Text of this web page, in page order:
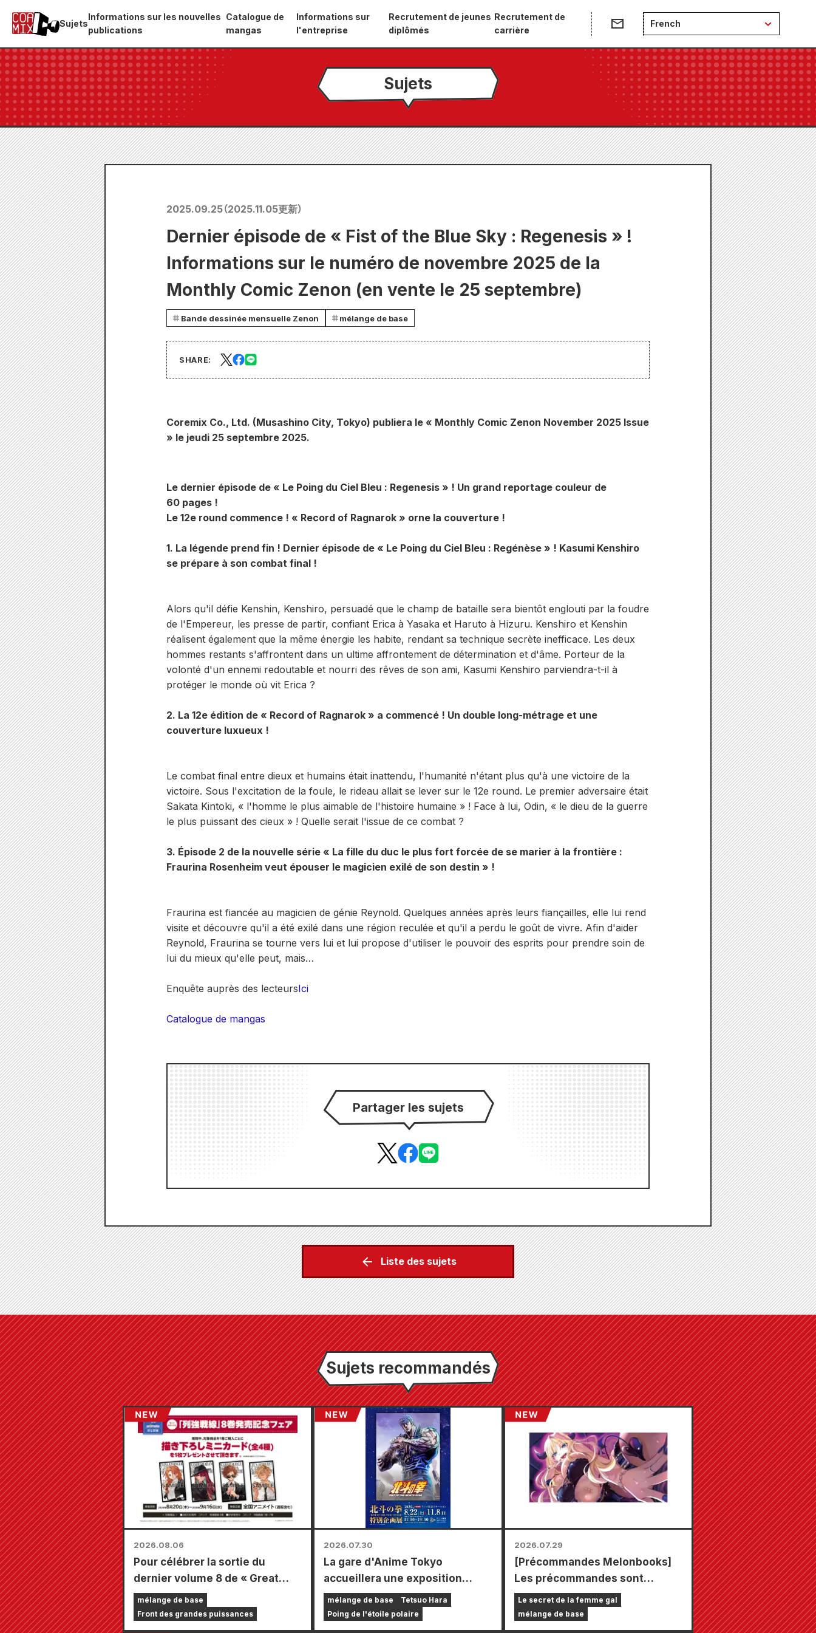
Sujets
Informations sur les nouvelles
publications
Catalogue de
mangas
Informations sur
l'entreprise
Recrutement de jeunes
diplômés
Recrutement de
carrière
French
Sujets
2025.09.25（2025.11.05更新）
Dernier épisode de « Fist of the Blue Sky : Regenesis » !
Informations sur le numéro de novembre 2025 de la
Monthly Comic Zenon (en vente le 25 septembre)
Bande dessinée mensuelle Zenon mélange de base
SHARE:
Coremix Co., Ltd. (Musashino City, Tokyo) publiera le « Monthly Comic Zenon November 2025 Issue
» le jeudi 25 septembre 2025.
Le dernier épisode de « Le Poing du Ciel Bleu : Regenesis » ! Un grand reportage couleur de
60 pages !
Le 12e round commence ! « Record of Ragnarok » orne la couverture !
1. La légende prend fin ! Dernier épisode de « Le Poing du Ciel Bleu : Regénèse » ! Kasumi Kenshiro
se prépare à son combat final !
Alors qu'il défie Kenshin, Kenshiro, persuadé que le champ de bataille sera bientôt englouti par la foudre
de l'Empereur, les presse de partir, confiant Erica à Yasaka et Haruto à Hizuru. Kenshiro et Kenshin
réalisent également que la même énergie les habite, rendant sa technique secrète inefficace. Les deux
hommes restants s'affrontent dans un ultime affrontement de détermination et d'âme. Porteur de la
volonté d'un ennemi redoutable et nourri des rêves de son ami, Kasumi Kenshiro parviendra-t-il à
protéger le monde où vit Erica ?
2. La 12e édition de « Record of Ragnarok » a commencé ! Un double long-métrage et une
couverture luxueux !
Le combat final entre dieux et humains était inattendu, l'humanité n'étant plus qu'à une victoire de la
victoire. Sous l'excitation de la foule, le rideau allait se lever sur le 12e round. Le premier adversaire était
Sakata Kintoki, « l'homme le plus aimable de l'histoire humaine » ! Face à lui, Odin, « le dieu de la guerre
le plus puissant des cieux » ! Quelle serait l'issue de ce combat ?
3. Épisode 2 de la nouvelle série « La fille du duc le plus fort forcée de se marier à la frontière :
Fraurina Rosenheim veut épouser le magicien exilé de son destin » !
Fraurina est fiancée au magicien de génie Reynold. Quelques années après leurs fiançailles, elle lui rend
visite et découvre qu'il a été exilé dans une région reculée et qu'il a perdu le goût de vivre. Afin d'aider
Reynold, Fraurina se tourne vers lui et lui propose d'utiliser le pouvoir des esprits pour prendre soin de
lui du mieux qu'elle peut, mais…
Enquête auprès des lecteursIci
Catalogue de mangas
Partager les sujets
Liste des sujets
Sujets recommandés
2026.08.06
Pour célébrer la sortie du
dernier volume 8 de « Great
Powers Frontline », une foire à
durée limitée se tiendra dans
les magasins Animate à travers
mélange de base
Front des grandes puissances
2026.07.30
La gare d'Anime Tokyo
accueillera une exposition
spéciale consacrée à « Ken le
Survivant » !!
mélange de base
Tetsuo Hara
Poing de l'étoile polaire
2026.07.29
[Précommandes Melonbooks]
Les précommandes sont
ouvertes pour l'édition limitée
comprenant un tapis de jeu
spécial orné d'une magnifique
Le secret de la femme gal
mélange de base